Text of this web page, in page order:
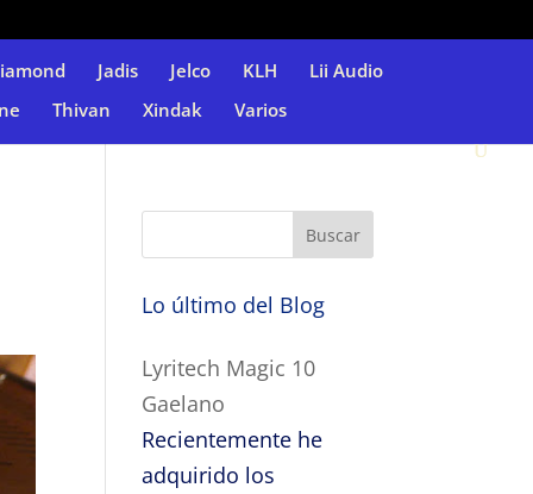
Jadis Jelco KLH
Lii Audio
Thivan Xindak Varios
Lo último del Blog
Lyritech Magic 10
Gaelano
Recientemente he
adquirido los